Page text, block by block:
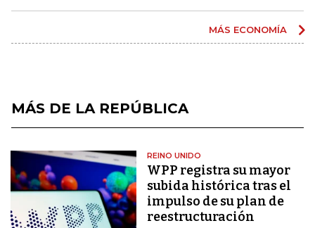
MÁS ECONOMÍA
MÁS DE LA REPÚBLICA
REINO UNIDO
WPP registra su mayor
subida histórica tras el
impulso de su plan de
reestructuración